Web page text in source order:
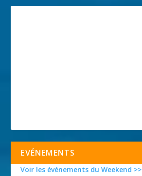
EVÉNEMENTS
Voir les événements du Weekend >>